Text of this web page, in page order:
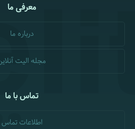
معرفی ما
درباره ما
مجله الیت
تماس با ما
اطلاعات تماس